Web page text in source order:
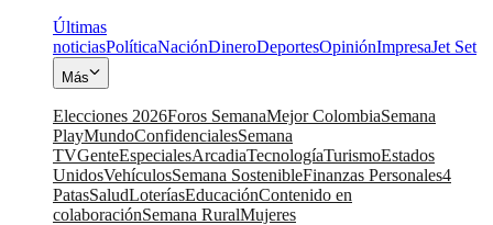
Últimas
noticiasPolíticaNaciónDineroDeportesOpiniónImpresaJet Set
Más
Elecciones 2026Foros SemanaMejor ColombiaSemana
PlayMundoConfidencialesSemana
TVGenteEspecialesArcadiaTecnologíaTurismoEstados
UnidosVehículosSemana SostenibleFinanzas Personales4
PatasSaludLoteríasEducaciónContenido en
colaboraciónSemana RuralMujeres